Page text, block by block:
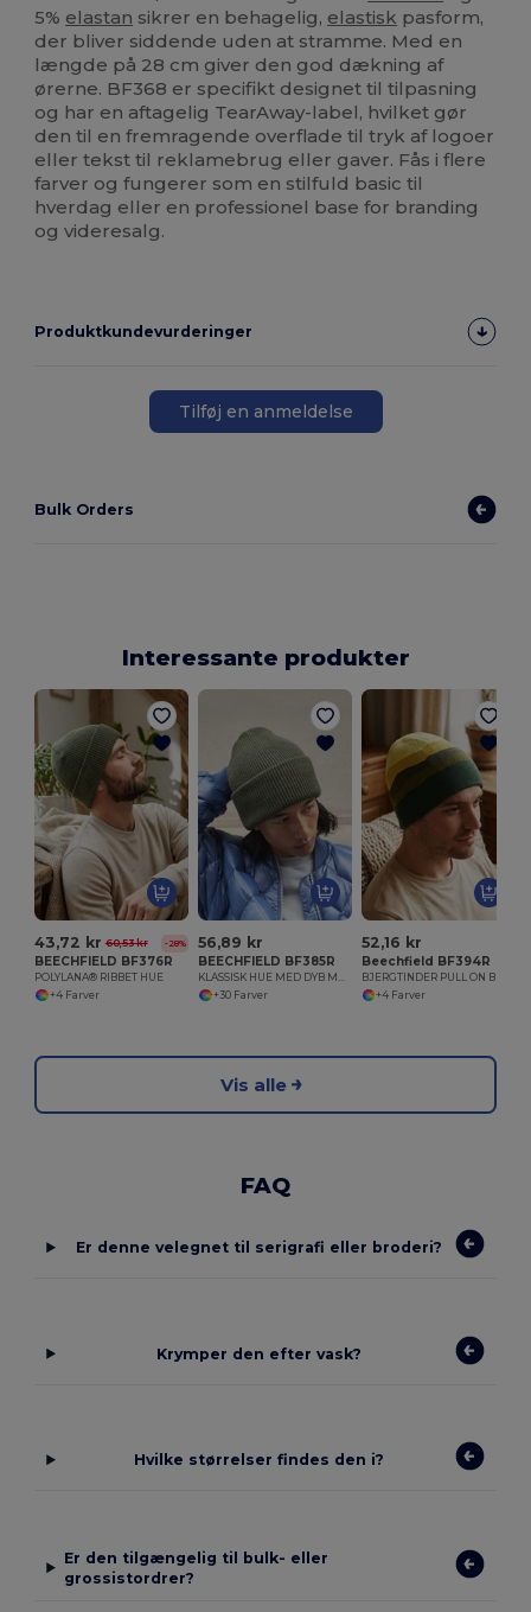
5% elastan sikrer en behagelig, elastisk pasform,
der bliver siddende uden at stramme. Med en
længde på 28 cm giver den god dækning af
ørerne. BF368 er specifikt designet til tilpasning
og har en aftagelig TearAway-label, hvilket gør
den til en fremragende overflade til tryk af logoer
eller tekst til reklamebrug eller gaver. Fås i flere
farver og fungerer som en stilfuld basic til
hverdag eller en professionel base for branding
og videresalg.
Produktkundevurderinger
Tilføj en anmeldelse
Bulk Orders
Interessante produkter
43,72 kr 60,53 kr -28%
BEECHFIELD BF376R
POLYLANA® RIBBET HUE
+4 Farver
56,89 kr
BEECHFIELD BF385R
KLASSISK HUE MED DYB MANCHET
+30 Farver
52,16 kr
Beechfield BF394R
+4 Farver
Vis alle
FAQ
Er denne velegnet til serigrafi eller broderi?
Krymper den efter vask?
Hvilke størrelser findes den i?
Er den tilgængelig til bulk- eller
grossistordrer?